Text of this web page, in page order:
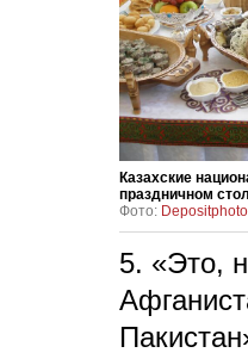
Казахские
праздничном
Фото:
5. «Это,